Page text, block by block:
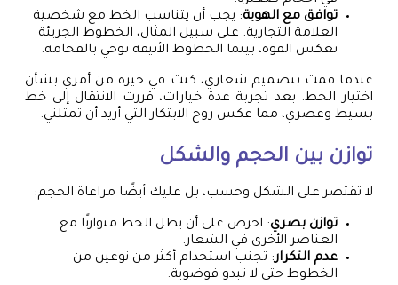
توافق مع الهوية: يجب أن يتناسب الخط مع شخصية
العلامة التجارية. على سبيل المثال، الخطوط الجريئة
تعكس القوة، بينما الخطوط الأنيقة توحي بالفخامة.
عندما قمت بتصميم شعاري، كنت في حيرة من أمري بشأن
اختيار الخط. بعد تجربة عدة خيارات، قررت الانتقال إلى خط
بسيط وعصري، مما عكس روح الابتكار التي أريد أن تمثلني.
توازن بين الحجم والشكل
لا تقتصر على الشكل وحسب، بل عليك أيضًا مراعاة الحجم:
توازن بصري: احرص على أن يظل الخط متوازنًا مع
العناصر الأخرى في الشعار.
عدم التكرار: تجنب استخدام أكثر من نوعين من
الخطوط حتى لا تبدو فوضوية.